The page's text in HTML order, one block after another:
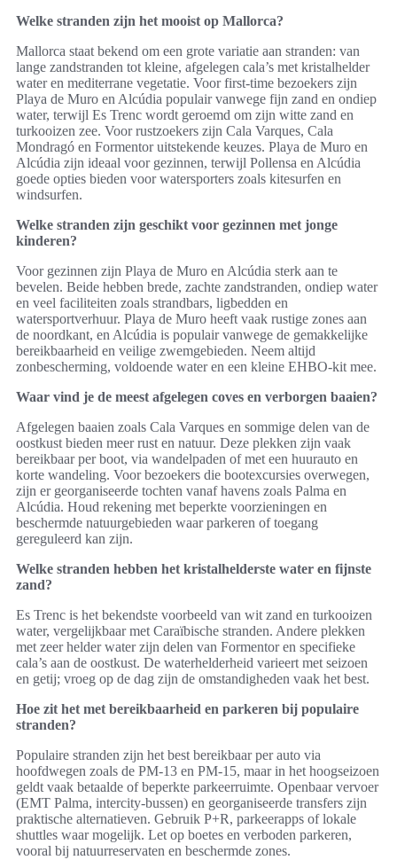
Welke stranden zijn het mooist op Mallorca?
Mallorca staat bekend om een grote variatie aan stranden: van
lange zandstranden tot kleine, afgelegen cala’s met kristalhelder
water en mediterrane vegetatie. Voor first-time bezoekers zijn
Playa de Muro en Alcúdia populair vanwege fijn zand en ondiep
water, terwijl Es Trenc wordt geroemd om zijn witte zand en
turkooizen zee. Voor rustzoekers zijn Cala Varques, Cala
Mondragó en Formentor uitstekende keuzes. Playa de Muro en
Alcúdia zijn ideaal voor gezinnen, terwijl Pollensa en Alcúdia
goede opties bieden voor watersporters zoals kitesurfen en
windsurfen.
Welke stranden zijn geschikt voor gezinnen met jonge
kinderen?
Voor gezinnen zijn Playa de Muro en Alcúdia sterk aan te
bevelen. Beide hebben brede, zachte zandstranden, ondiep water
en veel faciliteiten zoals strandbars, ligbedden en
watersportverhuur. Playa de Muro heeft vaak rustige zones aan
de noordkant, en Alcúdia is populair vanwege de gemakkelijke
bereikbaarheid en veilige zwemgebieden. Neem altijd
zonbescherming, voldoende water en een kleine EHBO-kit mee.
Waar vind je de meest afgelegen coves en verborgen baaien?
Afgelegen baaien zoals Cala Varques en sommige delen van de
oostkust bieden meer rust en natuur. Deze plekken zijn vaak
bereikbaar per boot, via wandelpaden of met een huurauto en
korte wandeling. Voor bezoekers die bootexcursies overwegen,
zijn er georganiseerde tochten vanaf havens zoals Palma en
Alcúdia. Houd rekening met beperkte voorzieningen en
beschermde natuurgebieden waar parkeren of toegang
gereguleerd kan zijn.
Welke stranden hebben het kristalhelderste water en fijnste
zand?
Es Trenc is het bekendste voorbeeld van wit zand en turkooizen
water, vergelijkbaar met Caraïbische stranden. Andere plekken
met zeer helder water zijn delen van Formentor en specifieke
cala’s aan de oostkust. De waterhelderheid varieert met seizoen
en getij; vroeg op de dag zijn de omstandigheden vaak het best.
Hoe zit het met bereikbaarheid en parkeren bij populaire
stranden?
Populaire stranden zijn het best bereikbaar per auto via
hoofdwegen zoals de PM-13 en PM-15, maar in het hoogseizoen
geldt vaak betaalde of beperkte parkeerruimte. Openbaar vervoer
(EMT Palma, intercity-bussen) en georganiseerde transfers zijn
praktische alternatieven. Gebruik P+R, parkeerapps of lokale
shuttles waar mogelijk. Let op boetes en verboden parkeren,
vooral bij natuurreservaten en beschermde zones.